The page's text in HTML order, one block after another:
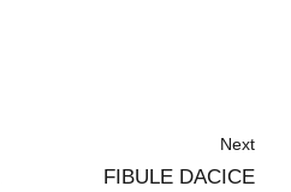
Next
FIBULE DACICE